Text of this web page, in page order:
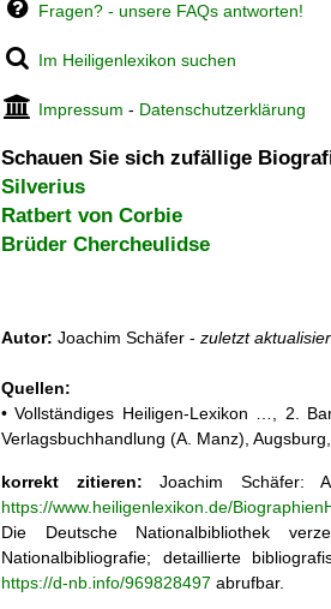
Fragen? - unsere FAQs antworten!
Im Heiligenlexikon suchen
Impressum - Datenschutzerklärung
Schauen Sie sich zufällige
Silverius
Ratbert von Corbie
Brüder Chercheulidse
Autor: Joachim Schäfer - zuletzt
Quellen:
• Vollständiges Heiligen-Lexikon …, 2.
Verlagsbuchhandlung (A. Manz),
korrekt zitieren: Joachim Schäfer:
https://www.heiligenlexikon.de/
Die Deutsche Nationalbibliothek
Nationalbibliografie; detaillierte
https://d-nb.info/969828497 abrufbar.